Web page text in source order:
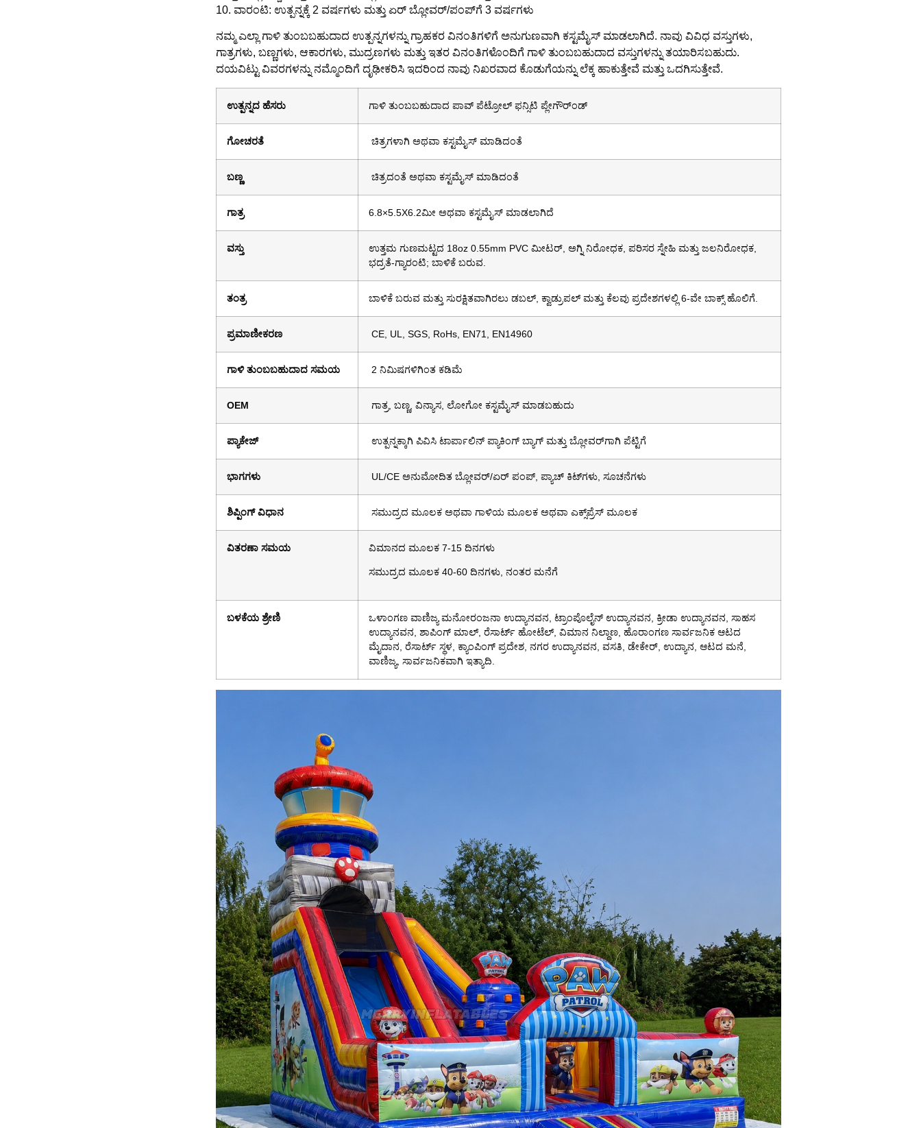
10. ವಾರಂಟಿ: ಉತ್ಪನ್ನಕ್ಕೆ 2 ವರ್ಷಗಳು ಮತ್ತು ಏರ್ ಬ್ಲೋವರ್/ಪಂಪ್‌ಗೆ 3 ವರ್ಷಗಳು
ನಮ್ಮ ಎಲ್ಲಾ ಗಾಳಿ ತುಂಬಬಹುದಾದ ಉತ್ಪನ್ನಗಳನ್ನು ಗ್ರಾಹಕರ ವಿನಂತಿಗಳಿಗೆ ಅನುಗುಣವಾಗಿ ಕಸ್ಟಮೈಸ್ ಮಾಡಲಾಗಿದೆ. ನಾವು ವಿವಿಧ ವಸ್ತುಗಳು,
ಗಾತ್ರಗಳು, ಬಣ್ಣಗಳು, ಆಕಾರಗಳು, ಮುದ್ರಣಗಳು ಮತ್ತು ಇತರ ವಿನಂತಿಗಳೊಂದಿಗೆ ಗಾಳಿ ತುಂಬಬಹುದಾದ ವಸ್ತುಗಳನ್ನು ತಯಾರಿಸಬಹುದು.
ದಯವಿಟ್ಟು ವಿವರಗಳನ್ನು ನಮ್ಮೊಂದಿಗೆ ದೃಢೀಕರಿಸಿ ಇದರಿಂದ ನಾವು ನಿಖರವಾದ ಕೊಡುಗೆಯನ್ನು ಲೆಕ್ಕ ಹಾಕುತ್ತೇವೆ ಮತ್ತು ಒದಗಿಸುತ್ತೇವೆ.
ಉತ್ಪನ್ನದ ಹೆಸರು ಗಾಳಿ ತುಂಬಬಹುದಾದ ಪಾವ್ ಪೆಟ್ರೋಲ್ ಫನ್ಸಿಟಿ ಪ್ಲೇಗೌರ್ಂಡ್
ಗೋಚರತೆ ಚಿತ್ರಗಳಾಗಿ ಅಥವಾ ಕಸ್ಟಮೈಸ್ ಮಾಡಿದಂತೆ
ಬಣ್ಣ ಚಿತ್ರದಂತೆ ಅಥವಾ ಕಸ್ಟಮೈಸ್ ಮಾಡಿದಂತೆ
ಗಾತ್ರ 6.8×5.5X6.2ಮೀ ಅಥವಾ ಕಸ್ಟಮೈಸ್ ಮಾಡಲಾಗಿದೆ
ವಸ್ತು
ಉತ್ತಮ ಗುಣಮಟ್ಟದ 18oz 0.55mm PVC ಮೀಟರ್, ಅಗ್ನಿ ನಿರೋಧಕ, ಪರಿಸರ ಸ್ನೇಹಿ ಮತ್ತು ಜಲನಿರೋಧಕ,
ಭದ್ರತೆ-ಗ್ಯಾರಂಟಿ; ಬಾಳಿಕೆ ಬರುವ.
ತಂತ್ರ ಬಾಳಿಕೆ ಬರುವ ಮತ್ತು ಸುರಕ್ಷಿತವಾಗಿರಲು ಡಬಲ್, ಕ್ವಾಡ್ರುಪಲ್ ಮತ್ತು ಕೆಲವು ಪ್ರದೇಶಗಳಲ್ಲಿ 6-ವೇ ಬಾಕ್ಸ್ ಹೊಲಿಗೆ.
ಪ್ರಮಾಣೀಕರಣ CE, UL, SGS, RoHs, EN71, EN14960
ಗಾಳಿ ತುಂಬಬಹುದಾದ ಸಮಯ 2 ನಿಮಿಷಗಳಿಗಿಂತ ಕಡಿಮೆ
OEM ಗಾತ್ರ, ಬಣ್ಣ, ವಿನ್ಯಾಸ, ಲೋಗೋ ಕಸ್ಟಮೈಸ್ ಮಾಡಬಹುದು
ಪ್ಯಾಕೇಜ್ ಉತ್ಪನ್ನಕ್ಕಾಗಿ ಪಿವಿಸಿ ಟಾರ್ಪಾಲಿನ್ ಪ್ಯಾಕಿಂಗ್ ಬ್ಯಾಗ್ ಮತ್ತು ಬ್ಲೋವರ್‌ಗಾಗಿ ಪೆಟ್ಟಿಗೆ
ಭಾಗಗಳು UL/CE ಅನುಮೋದಿತ ಬ್ಲೋವರ್/ಏರ್ ಪಂಪ್, ಪ್ಯಾಚ್ ಕಿಟ್‌ಗಳು, ಸೂಚನೆಗಳು
ಶಿಪ್ಪಿಂಗ್ ವಿಧಾನ ಸಮುದ್ರದ ಮೂಲಕ ಅಥವಾ ಗಾಳಿಯ ಮೂಲಕ ಅಥವಾ ಎಕ್ಸ್‌ಪ್ರೆಸ್ ಮೂಲಕ
ವಿತರಣಾ ಸಮಯ ವಿಮಾನದ ಮೂಲಕ 7-15 ದಿನಗಳು
ಸಮುದ್ರದ ಮೂಲಕ 40-60 ದಿನಗಳು, ನಂತರ ಮನೆಗೆ
ಬಳಕೆಯ ಶ್ರೇಣಿ
ಒಳಾಂಗಣ ವಾಣಿಜ್ಯ ಮನೋರಂಜನಾ ಉದ್ಯಾನವನ, ಟ್ರಾಂಪೊಲೈನ್ ಉದ್ಯಾನವನ, ಕ್ರೀಡಾ ಉದ್ಯಾನವನ, ಸಾಹಸ
ಉದ್ಯಾನವನ, ಶಾಪಿಂಗ್ ಮಾಲ್, ರೆಸಾರ್ಟ್ ಹೋಟೆಲ್, ವಿಮಾನ ನಿಲ್ದಾಣ, ಹೊರಾಂಗಣ ಸಾರ್ವಜನಿಕ ಆಟದ
ಮೈದಾನ, ರೆಸಾರ್ಟ್ ಸ್ಥಳ, ಕ್ಯಾಂಪಿಂಗ್ ಪ್ರದೇಶ, ನಗರ ಉದ್ಯಾನವನ, ವಸತಿ, ಡೇಕೇರ್, ಉದ್ಯಾನ, ಆಟದ ಮನೆ,
ವಾಣಿಜ್ಯ, ಸಾರ್ವಜನಿಕವಾಗಿ ಇತ್ಯಾದಿ.